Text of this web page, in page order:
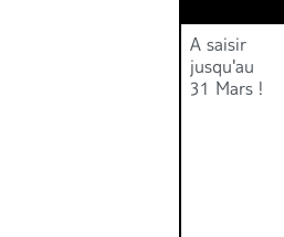
A saisir
jusqu'au
31 Mars !